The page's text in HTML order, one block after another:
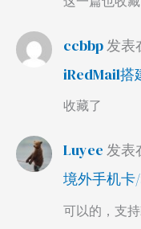
ccbbp发表
iRedMail搭
收藏了
Luyee 发表
境外手机卡
可以的，支